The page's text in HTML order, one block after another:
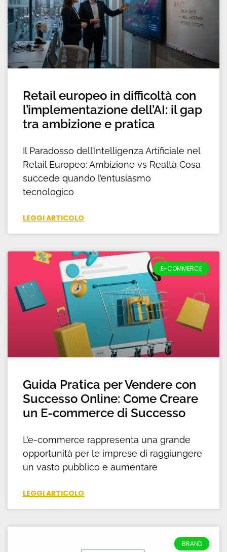
Retail europeo in difficoltà con
l’implementazione dell’AI: il gap
tra ambizione e pratica
Il Paradosso dell’Intelligenza Artificiale nel
Retail Europeo: Ambizione vs Realtà Cosa
succede quando l’entusiasmo
tecnologico
LEGGI ARTICOLO
E-COMMERCE
Guida Pratica per Vendere con
Successo Online: Come Creare
un E-commerce di Successo
L’e-commerce rappresenta una grande
opportunità per le imprese di raggiungere
un vasto pubblico e aumentare
LEGGI ARTICOLO
BRAND